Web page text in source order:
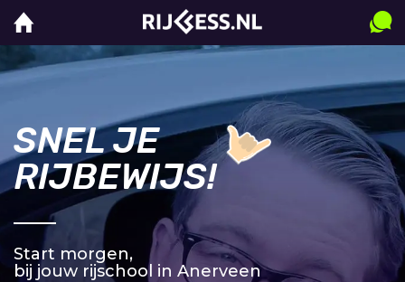
SNEL JE
RIJBEWIJS!
Start morgen,
bij jouw rijschool in Anerveen